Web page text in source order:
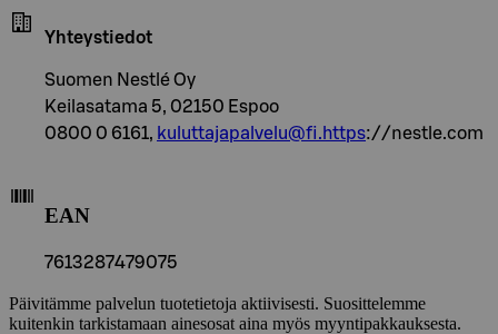
Yhteystiedot
Suomen Nestlé Oy
Keilasatama 5, 02150 Espoo
0800 0 6161, kuluttajapalvelu@fi.https://nestle.com
EAN
7613287479075
Päivitämme palvelun tuotetietoja aktiivisesti. Suosittelemme
kuitenkin tarkistamaan ainesosat aina myös myyntipakkauksesta.